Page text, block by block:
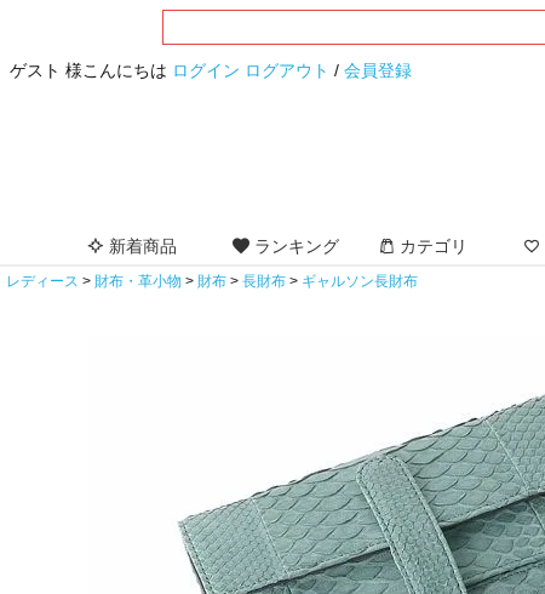
ゲスト 様こんにちは ログイン ログアウト / 会員登録
新着商品 ランキング カテゴリ
レディース 財布・革小物 財布 長財布 ギャルソン長財布